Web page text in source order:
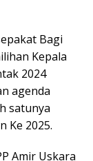
Bagi
Kepala
2024
agenda
satunya
Ke 2025.
Amir Uskara